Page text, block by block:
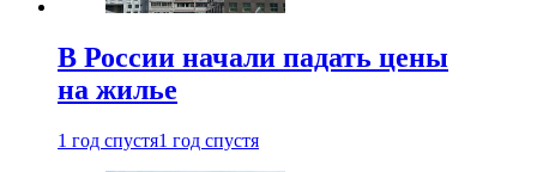
В России начали падать цены
на жилье
1 год спустя1 год спустя